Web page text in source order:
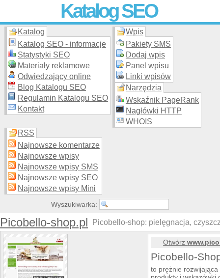
Katalog SEO
Skuteczna i promocja stron WWW –
moderowanego katalogu za darmo!
Katalog
Katalog SEO - informacje
Statystyki SEO
Materiały reklamowe
Odwiedzający online
Blog Katalogu SEO
Regulamin Katalogu SEO
Kontakt
Wpis
Pakiety SMS
Dodaj wpis
Panel wpisu
Linki wpisów
Narzędzia
Wskaźnik PageRank
Nagłówki HTTP
WHOIS
RSS
Najnowsze komentarze
Najnowsze wpisy
Najnowsze wpisy SMS
Najnowsze wpisy SEO
Najnowsze wpisy Mini
Wyszukiwarka:
Picobello-shop.pl Picobello-shop: pielęgnacja,
Otwórz
Picobello-
to prężnie